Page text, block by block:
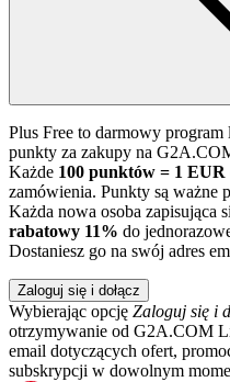
Plus Free to darmowy
punkty za zakupy na
Każde 100 punktów = 1 EUR
zamówienia. Punkty są ważne
Każda nowa osoba zapisująca
rabatowy 11% do
Dostaniesz go na swój adres
Zaloguj się i dołącz
Wybierając opcję Zaloguj się i
otrzymywanie od G2A.COM
email dotyczących ofert,
subskrypcji w dowolnym